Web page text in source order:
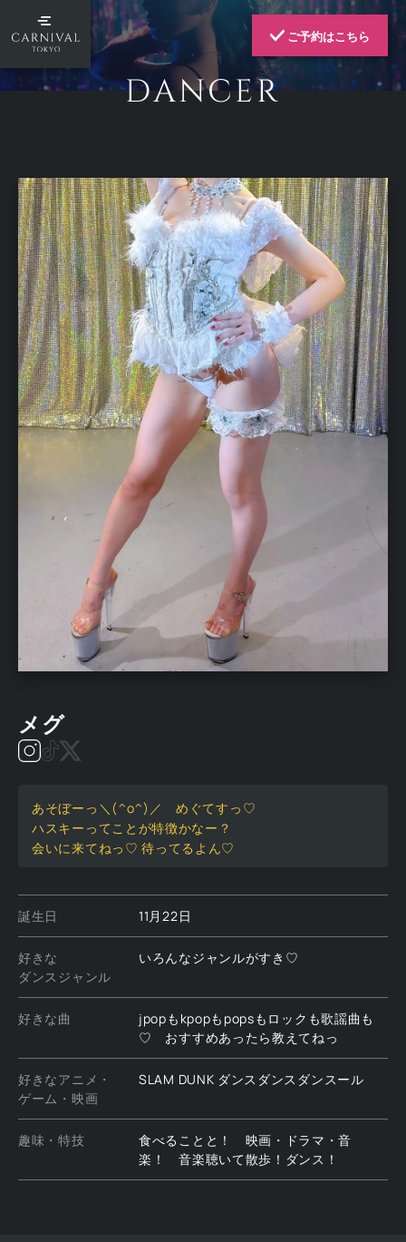
ご予約はこちら
DANCER
メグ
あそぼーっ＼(^o^)／ めぐてすっ♡
ハスキーってことが特徴かなー？
会いに来てねっ♡ 待ってるよん♡
誕生日 11月22日
好きな
ダンスジャンル
いろんなジャンルがすき♡
好きな曲
jpopもkpopもpopsもロックも歌謡曲も
♡ おすすめあったら教えてねっ
好きなアニメ・
ゲーム・映画
SLAM DUNK ダンスダンスダンスール
趣味・特技
食べることと！ 映画・ドラマ・音
楽！ 音楽聴いて散歩！ダンス！